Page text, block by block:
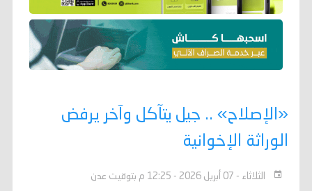
«الإصلاح» .. جيل يتآكل وآخر يرفض
الوراثة الإخوانية
الثلاثاء - 07 أبريل 2026 - 12:25 م بتوقيت عدن